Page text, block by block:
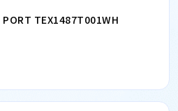
TEX1487T001WH